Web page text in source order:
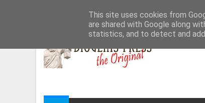
This site uses cookies from
are shared with Google along
statistics, and to detect and